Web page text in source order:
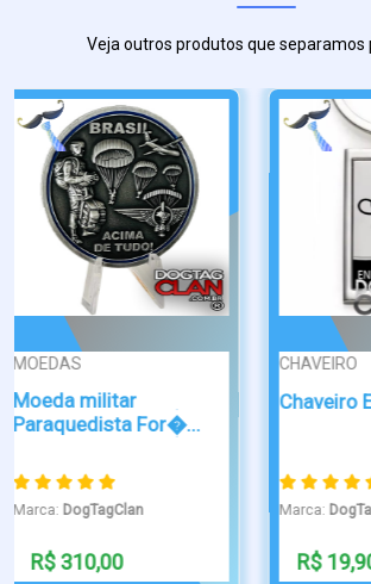
Veja outros produtos que separamos
ATTRACTIVE
Dog Tag Socorrista
Marca:DogTagClan
R$ 49,90
Dog
Marca:
R$